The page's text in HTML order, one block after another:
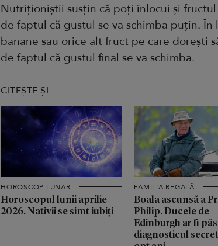
Nutriționiștii susțin că poți înlocui și
de faptul că gustul se va schimba puțin.
banane sau orice alt fruct pe care dorești
de faptul că gustul final se va schimba.
CITEȘTE ȘI
HOROSCOP LUNAR
Horoscopul lunii aprilie
2026. Nativii se simt iubiți
FAMILIA REGALĂ
Boala ascunsă a
Philip. Ducele de
Edinburgh ar fi
diagnosticul